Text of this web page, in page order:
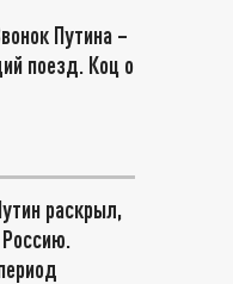
Путина –
поезд. Коц о
раскрыл,